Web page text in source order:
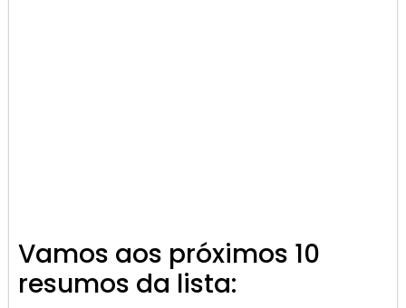
Vamos aos próximos 10
resumos da lista: